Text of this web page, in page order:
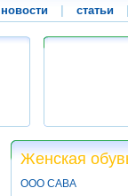
новости статьи
Женская
ООО САВА